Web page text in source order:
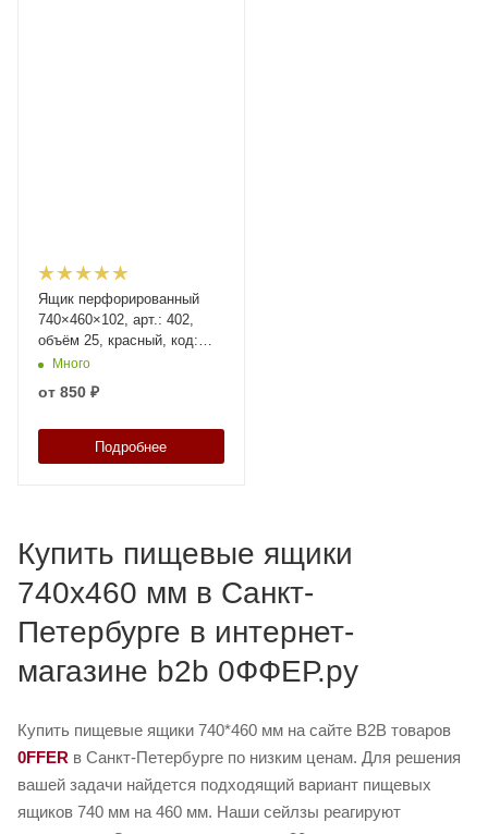
Ящик перфорированный
740×460×102, арт.: 402,
объём 25, красный, код:
00451
Много
от 850 ₽
Подробнее
Купить пищевые ящики
740х460 мм в Санкт-
Петербурге в интернет-
магазине b2b 0ФФЕР.ру
Купить пищевые ящики 740*460 мм на сайте B2B товаров
0FFER в Санкт-Петербурге по низким ценам. Для решения
вашей задачи найдется подходящий вариант пищевых
ящиков 740 мм на 460 мм. Наши сейлзы реагируют